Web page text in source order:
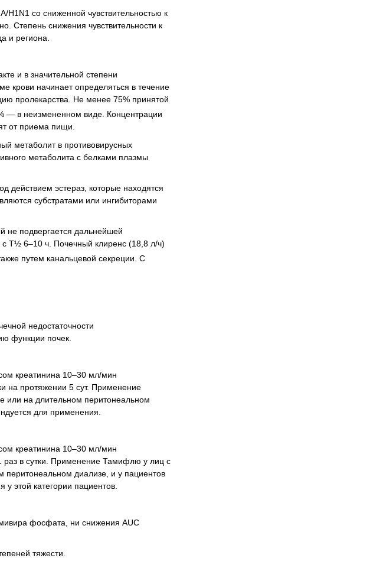
со сниженной чувствительностью к
Степень снижения чувствительности к
и региона.
и в значительной степени
крови начинает определяться в течение
пролекарства. Не менее 75% принятой
— в неизмененном виде. Концентрации
от приема пищи.
метаболит в противовирусных
метаболита с белками плазмы
действием эстераз, которые находятся
субстратами или ингибиторами
не подвергается дальнейшей
с Т½ 6–10 ч. Почечный клиренс (18,8 л/ч)
путем канальцевой секреции. С
недостаточности
функции почек.
креатинина 10–30 мл/мин
на протяжении 5 сут. Применение
или на длительном перитонеальном
для применения.
креатинина 10–30 мл/мин
раз в сутки. Применение Тамифлю у лиц с
перитонеальном диализе, и у пациентов
этой категории пациентов.
фосфата, ни снижения AUC
тяжести.